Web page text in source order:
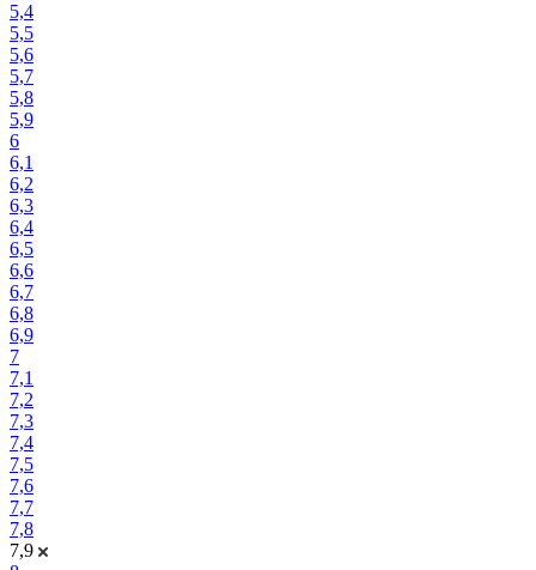
5,4
5,5
5,6
5,7
5,8
5,9
6
6,1
6,2
6,3
6,4
6,5
6,6
6,7
6,8
6,9
7
7,1
7,2
7,3
7,4
7,5
7,6
7,7
7,8
7,9